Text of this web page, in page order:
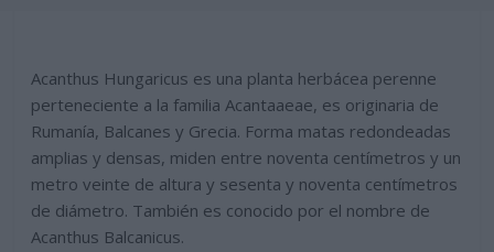
Acanthus Hungaricus es una planta herbácea perenne
perteneciente a la familia Acantaaeae, es originaria de
Rumanía, Balcanes y Grecia. Forma matas redondeadas
amplias y densas, miden entre noventa centímetros y un
metro veinte de altura y sesenta y noventa centímetros
de diámetro. También es conocido por el nombre de
Acanthus Balcanicus.